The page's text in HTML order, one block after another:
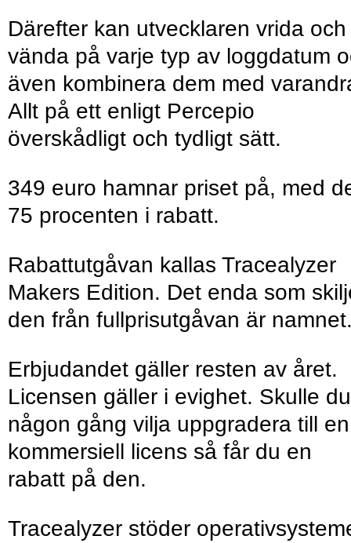
Därefter kan utvecklaren vrida och
vända på varje typ av loggdatum
även kombinera dem med
Allt på ett enligt Percepio
överskådligt och tydligt sätt.
349 euro hamnar priset på, med
75 procenten i rabatt.
Rabattutgåvan kallas Tracealyzer
Makers Edition. Det enda som
den från fullprisutgåvan är
Erbjudandet gäller resten av året.
Licensen gäller i evighet. Skulle du
någon gång vilja uppgradera till en
kommersiell licens så får du en
rabatt på den.
Tracealyzer stöder